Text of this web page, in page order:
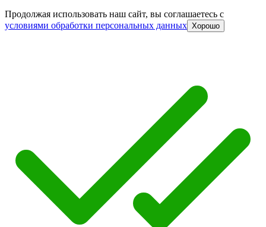
Продолжая использовать наш сайт, вы соглашаетесь c
условиями обработки персональных данных Хорошо